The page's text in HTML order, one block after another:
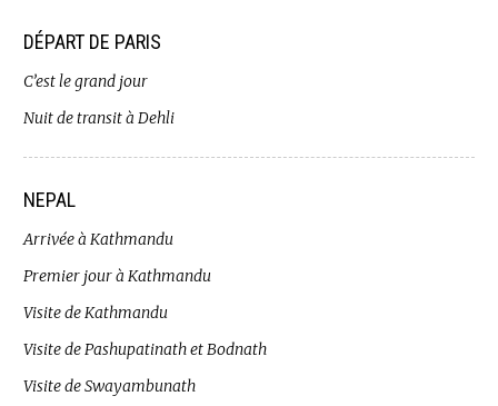
DÉPART DE PARIS
C’est le grand jour
Nuit de transit à Dehli
NEPAL
Arrivée à Kathmandu
Premier jour à Kathmandu
Visite de Kathmandu
Visite de Pashupatinath et Bodnath
Visite de Swayambunath